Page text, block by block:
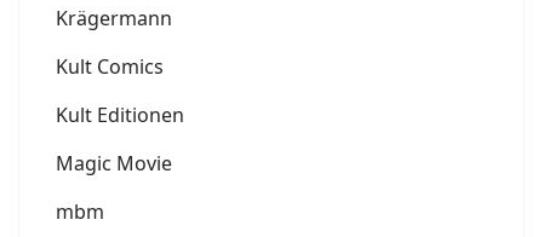
Krägermann
Kult Comics
Kult Editionen
Magic Movie
mbm